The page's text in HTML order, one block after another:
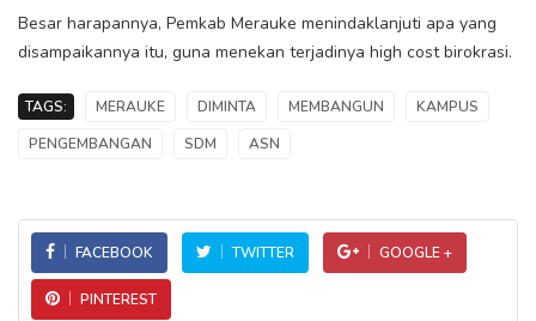
Besar harapannya, Pemkab Merauke menindaklanjuti apa yang
disampaikannya itu, guna menekan terjadinya high cost birokrasi.
TAGS: MERAUKE DIMINTA MEMBANGUN
KAMPUS
PENGEMBANGAN
SDM ASN
FACEBOOK TWITTER GOOGLE +
PINTEREST